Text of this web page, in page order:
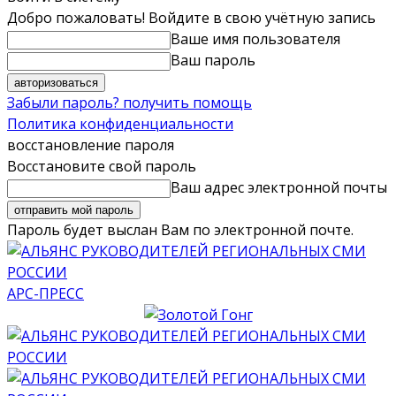
Добро пожаловать! Войдите в свою учётную запись
Ваше имя пользователя
Ваш пароль
Забыли пароль? получить помощь
Политика конфиденциальности
восстановление пароля
Восстановите свой пароль
Ваш адрес электронной почты
Пароль будет выслан Вам по электронной почте.
АРС-ПРЕСС